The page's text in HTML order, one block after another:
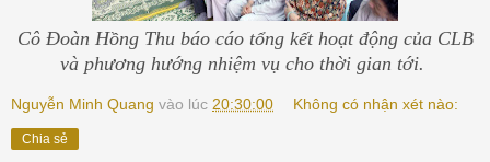
Cô Đoàn Hồng Thu báo cáo tổng kết hoạt động của CLB
và phương hướng nhiệm vụ cho thời gian tới.
Nguyễn Minh Quang vào lúc 20:30:00 Không có nhận xét nào:
Chia sẻ